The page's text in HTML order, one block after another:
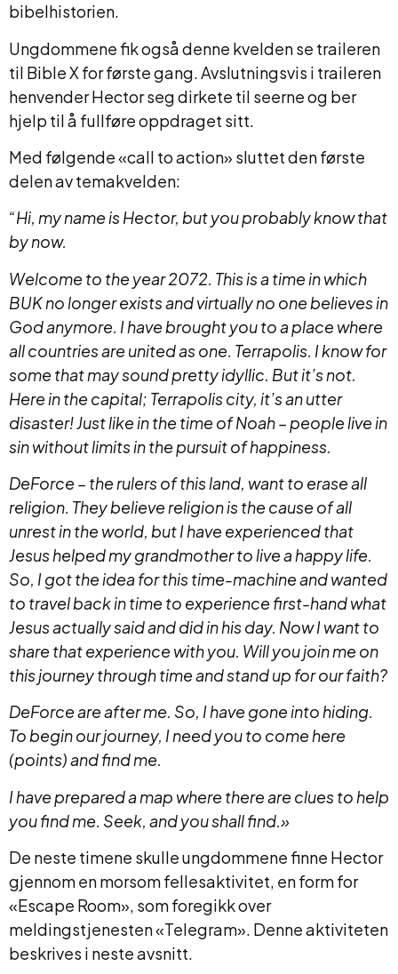
bibelhistorien.
Ungdommene fik også denne kvelden se traileren
til Bible X for første gang. Avslutningsvis i traileren
henvender Hector seg dirkete til seerne og ber
hjelp til å fullføre oppdraget sitt.
Med følgende «call to action» sluttet den første
delen av temakvelden:
“Hi, my name is Hector, but you probably know that
by now.
Welcome to the year 2072. This is a time in which
BUK no longer exists and virtually no one believes in
God anymore. I have brought you to a place where
all countries are united as one. Terrapolis. I know for
some that may sound pretty idyllic. But it’s not.
Here in the capital; Terrapolis city, it’s an utter
disaster! Just like in the time of Noah – people live in
sin without limits in the pursuit of happiness.
DeForce – the rulers of this land, want to erase all
religion. They believe religion is the cause of all
unrest in the world, but I have experienced that
Jesus helped my grandmother to live a happy life.
So, I got the idea for this time-machine and wanted
to travel back in time to experience first-hand what
Jesus actually said and did in his day. Now I want to
share that experience with you. Will you join me on
this journey through time and stand up for our faith?
DeForce are after me. So, I have gone into hiding.
To begin our journey, I need you to come here
(points) and find me.
I have prepared a map where there are clues to help
you find me. Seek, and you shall find.»
De neste timene skulle ungdommene finne Hector
gjennom en morsom fellesaktivitet, en form for
«Escape Room», som foregikk over
meldingstjenesten «Telegram». Denne aktiviteten
beskrives i neste avsnitt.